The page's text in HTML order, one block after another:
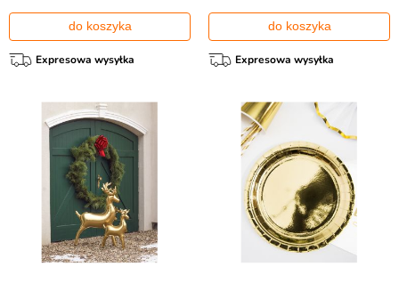
do koszyka
Expresowa wysyłka
do koszyka
Expresowa wysyłka